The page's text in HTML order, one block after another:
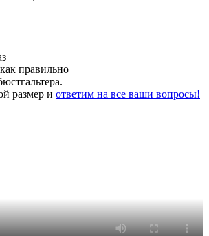
правильно
размер и ответим на все ваши вопросы!